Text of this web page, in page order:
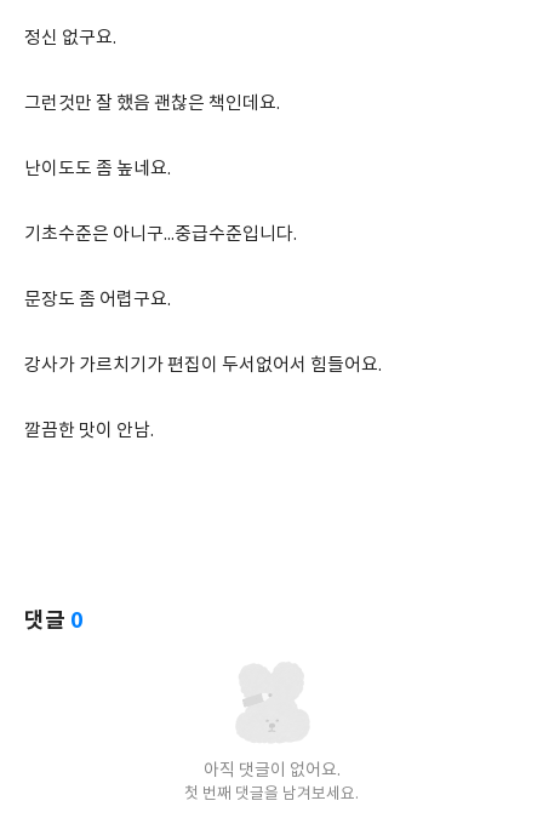
정신 없구요.
그런것만 잘 했음 괜찮은 책인데요.
난이도도 좀 높네요.
기초수준은 아니구...중급수준입니다.
문장도 좀 어렵구요.
강사가 가르치기가 편집이 두서없어서 힘들어요.
깔끔한 맛이 안남.
댓글 0
아직 댓글이 없어요.
첫 번째 댓글을 남겨보세요.